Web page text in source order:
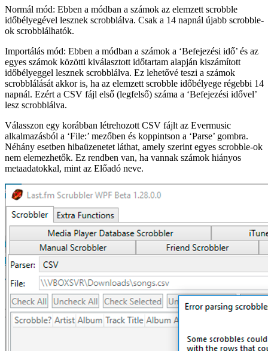
Normál mód: Ebben a módban a számok az elemzett scrobble
időbélyegével lesznek scrobblálva. Csak a 14 napnál újabb scrobble-
ok scrobblálhatók.
Importálás mód: Ebben a módban a számok a ‘Befejezési idő’ és az
egyes számok közötti kiválasztott időtartam alapján kiszámított
időbélyeggel lesznek scrobblálva. Ez lehetővé teszi a számok
scrobblálását akkor is, ha az elemzett scrobble időbélyege régebbi 14
napnál. Ezért a CSV fájl első (legfelső) száma a ‘Befejezési idővel’
lesz scrobblálva.
Válasszon egy korábban létrehozott CSV fájlt az Evermusic
alkalmazásból a ‘File:’ mezőben és koppintson a ‘Parse’ gombra.
Néhány esetben hibaüzenetet láthat, amely szerint egyes scrobble-ok
nem elemezhetők. Ez rendben van, ha vannak számok hiányos
metaadatokkal, mint az Előadó neve.